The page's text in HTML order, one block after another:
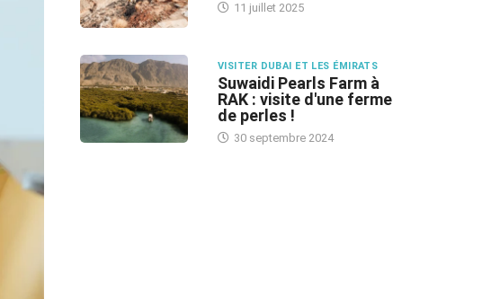
11 juillet 2025
VISITER DUBAI ET LES ÉMIRATS
Suwaidi Pearls Farm à
RAK : visite d'une ferme
de perles !
30 septembre 2024